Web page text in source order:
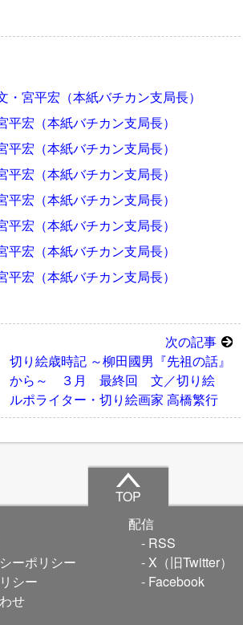
宮平宏（本紙バチカン支局長）
宏（本紙バチカン支局長）
宏（本紙バチカン支局長）
宏（本紙バチカン支局長）
宏（本紙バチカン支局長）
宏（本紙バチカン支局長）
宏（本紙バチカン支局長）
宏（本紙バチカン支局長）
次の記事
切り絵歳時記 ～柳田國男『先祖の話』
から～ ３月 最終回 文／切り絵
ルポライター・切り絵画家 高橋繁行
TOP
ーポリシー
シー
せ
配信
RSS
X（旧Twitter）
Facebook